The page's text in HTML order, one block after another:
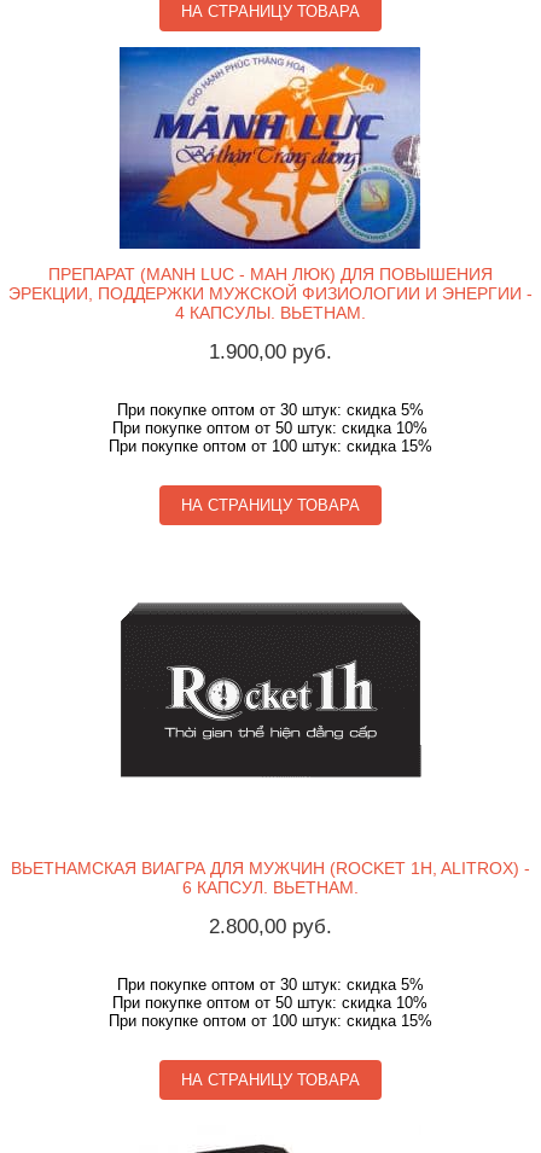
НА СТРАНИЦУ ТОВАРА
ПРЕПАРАТ (MANH LUC - МАН ЛЮК) ДЛЯ ПОВЫШЕНИЯ
ЭРЕКЦИИ, ПОДДЕРЖКИ МУЖСКОЙ ФИЗИОЛОГИИ И ЭНЕРГИИ -
4 КАПСУЛЫ. ВЬЕТНАМ.
1.900,00 руб.
При покупке оптом от 30 штук: скидка 5%
При покупке оптом от 50 штук: скидка 10%
При покупке оптом от 100 штук: скидка 15%
НА СТРАНИЦУ ТОВАРА
ВЬЕТНАМСКАЯ ВИАГРА ДЛЯ МУЖЧИН (ROCKET 1H, ALITROX) -
6 КАПСУЛ. ВЬЕТНАМ.
2.800,00 руб.
При покупке оптом от 30 штук: скидка 5%
При покупке оптом от 50 штук: скидка 10%
При покупке оптом от 100 штук: скидка 15%
НА СТРАНИЦУ ТОВАРА